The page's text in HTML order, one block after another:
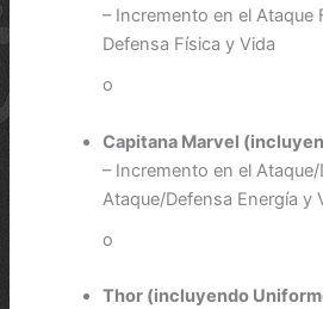
– Incremento en el Ataque
Defensa Física y Vida
o
Capitana Marvel
– Incremento en el
Ataque/Defensa Energía y
o
Thor (incluyendo